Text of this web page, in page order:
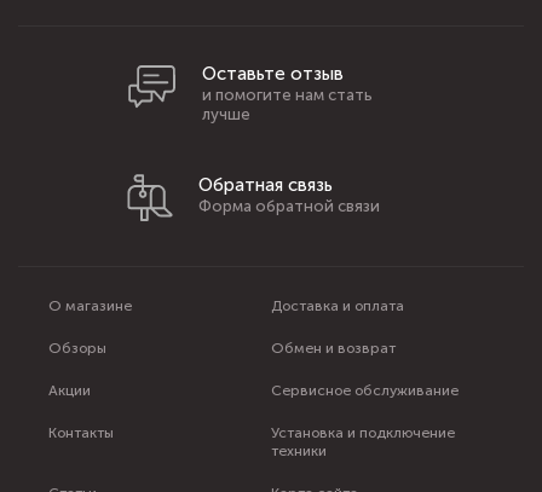
О магазине Доставка и оплата
Обзоры Обмен и возврат
Акции Сервисное обслуживание
Контакты
Установка и подключение
техники
Оставьте отзыв
и помогите нам стать
лучше
Обратная связь
Форма обратной связи